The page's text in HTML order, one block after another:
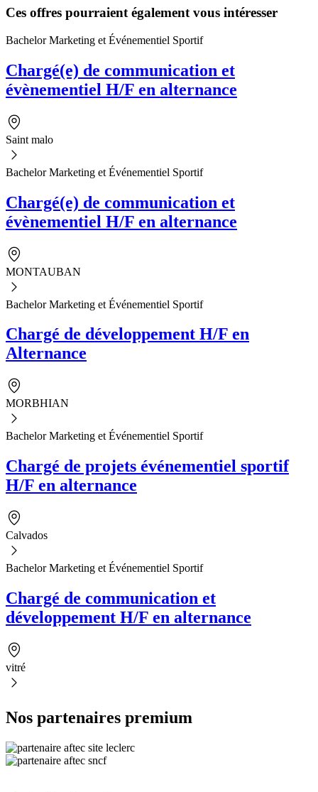
Ces offres pourraient également vous intéresser
Bachelor Marketing et Événementiel Sportif
Chargé(e) de communication et
évènementiel H/F en alternance
Saint malo
Bachelor Marketing et Événementiel Sportif
Chargé(e) de communication et
évènementiel H/F en alternance
MONTAUBAN
Bachelor Marketing et Événementiel Sportif
Chargé de développement H/F en
Alternance
MORBHIAN
Bachelor Marketing et Événementiel Sportif
Chargé de projets événementiel sportif
H/F en alternance
Calvados
Bachelor Marketing et Événementiel Sportif
Chargé de communication et
développement H/F en alternance
vitré
Nos partenaires premium